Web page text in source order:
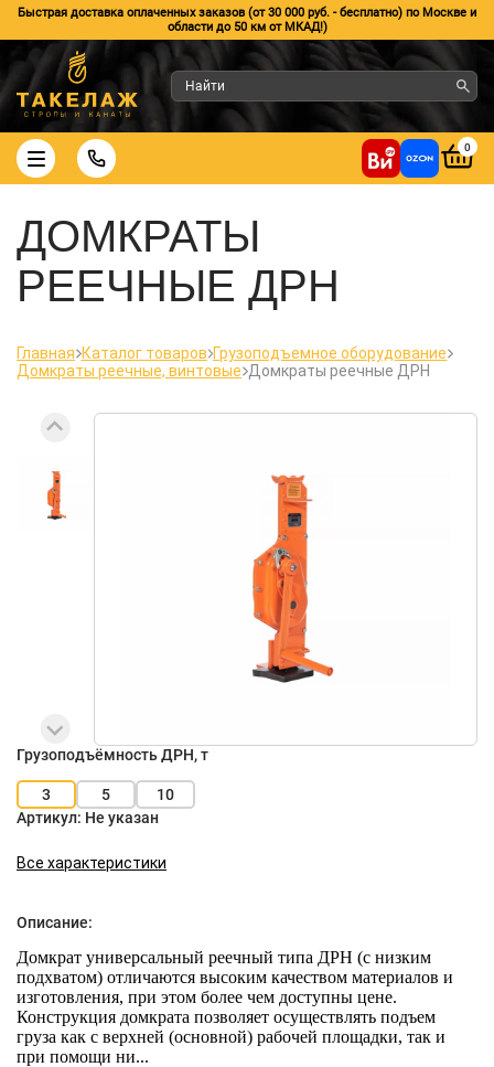
Быстрая доставка оплаченных заказов (от 30 000 руб. - бесплатно) по Москве и
области до 50 км от МКАД!)
0
ДОМКРАТЫ
РЕЕЧНЫЕ ДРН
Главная Каталог товаров Грузоподъемное оборудование
Домкраты реечные, винтовые Домкраты реечные ДРН
Грузоподъёмность ДРН, т
3 5
10
Артикул: Не указан
Все характеристики
Описание:
Домкрат универсальный реечный типа ДРН (с низким
подхватом) отличаются высоким качеством материалов и
изготовления, при этом более чем доступны цене.
Конструкция домкрата позволяет осуществлять подъем
груза как с верхней (основной) рабочей площадки, так и
при помощи ни...